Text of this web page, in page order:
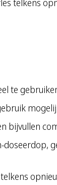
telkens
te
bijvullen